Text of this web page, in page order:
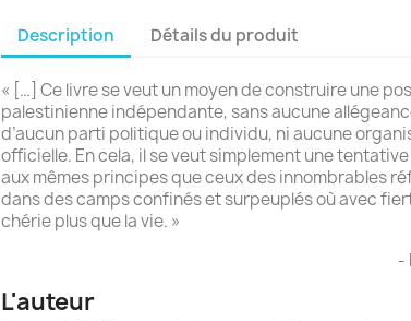
Description Détails du produit
« […] Ce livre se veut un moyen de construire une
palestinienne indépendante, sans aucune
d’aucun parti politique ou individu, ni aucune
officielle. En cela, il se veut simplement une
aux mêmes principes que ceux des innombrables
dans des camps confinés et surpeuplés où avec
chérie plus que la vie. »
-
L'auteur